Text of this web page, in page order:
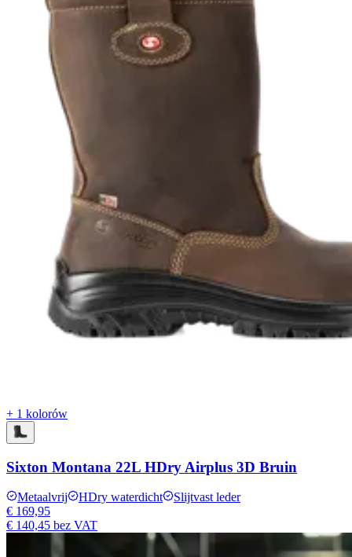
+ 1 kolorów
Sixton Montana 22L HDry Airplus 3D Bruin
Metaalvrij HDry waterdicht
Slijtvast leder
€ 169,95
€ 140,45 bez VAT